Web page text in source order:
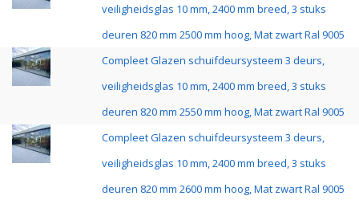
veiligheidsglas 10 mm, 2400 mm breed, 3 stuks
deuren 820 mm 2500 mm hoog, Mat zwart Ral 9005
Compleet Glazen schuifdeursysteem 3 deurs,
veiligheidsglas 10 mm, 2400 mm breed, 3 stuks
deuren 820 mm 2550 mm hoog, Mat zwart Ral 9005
Compleet Glazen schuifdeursysteem 3 deurs,
veiligheidsglas 10 mm, 2400 mm breed, 3 stuks
deuren 820 mm 2600 mm hoog, Mat zwart Ral 9005